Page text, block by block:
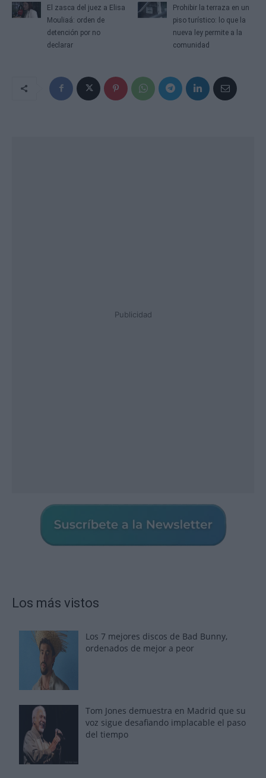
El zasca del juez a Elisa
Mouliaá: orden de
detención por no
declarar
Prohibir la terraza en un
piso turístico: lo que la
nueva ley permite a la
comunidad
Publicidad
Los más vistos
Los 7 mejores discos de Bad Bunny,
ordenados de mejor a peor
Tom Jones demuestra en Madrid que su
voz sigue desafiando implacable el paso
del tiempo